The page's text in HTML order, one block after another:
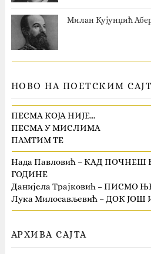
Милан Кујунџић
НОВО НА ПОЕТСКИМ
ПЕСМА КОЈА НИЈЕ…
ПЕСМА У МИСЛИМА
ПАМТИМ ТЕ
Нада Павловић – КАД ПОЧНЕШ
ГОДИНЕ
Данијела Трајковић – ПИСМО
Лука Милосављевић – ДОК
АРХИВА САЈТА